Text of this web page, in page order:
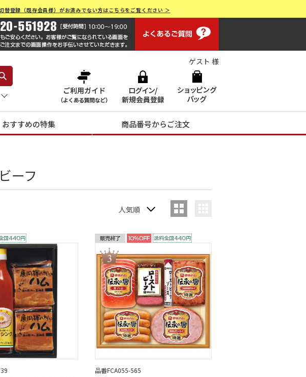
替登録（既存会員様）がお済みでない方はこちらをご覧ください ＞
画面操作で困ったらお電話でサポート 0120-551928 [
ゲスト 様
おすすめの特集 商品番号からご注文
ーフ
人気順
品番FCA055-565